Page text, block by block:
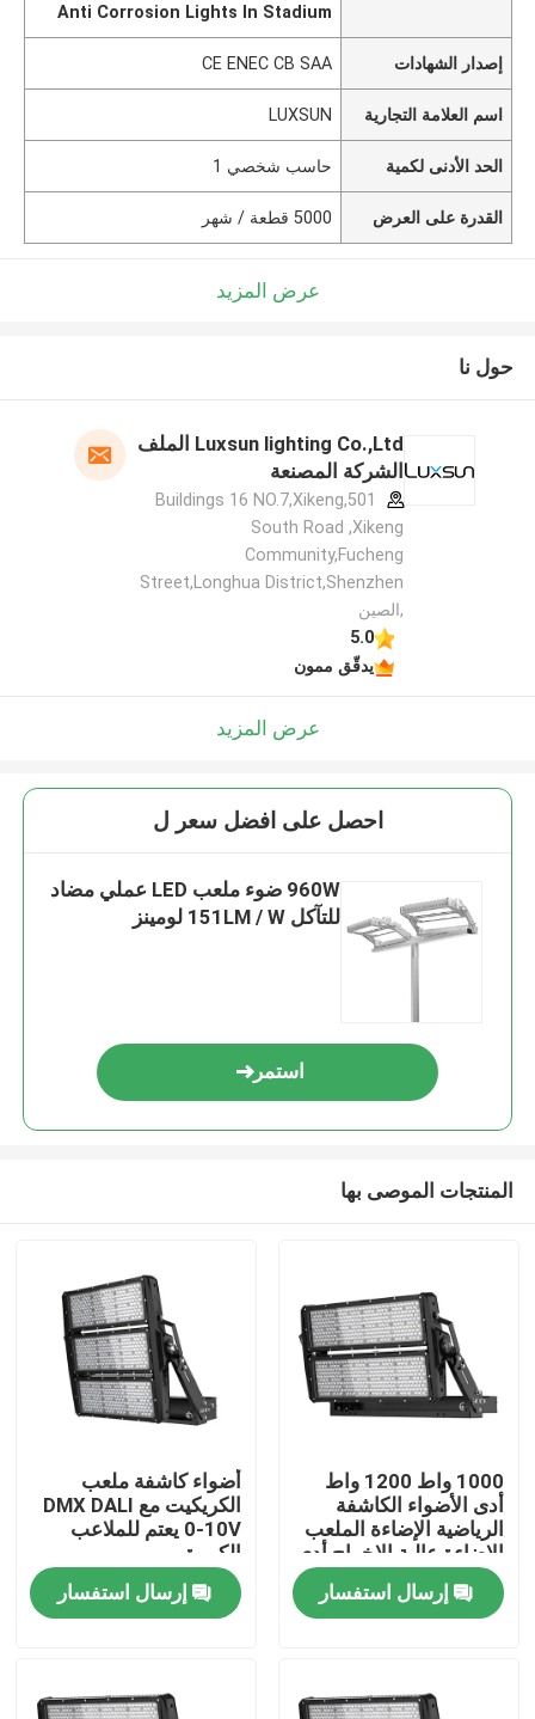
بيت
أشرطة فيديو
Anti Corrosion Lights In Stadium
إصدار الشهادات CE ENEC CB SAA
اسم العلامة التجارية LUXSUN
الحد الأدنى لكمية حاسب شخصي 1
القدرة على العرض 5000 قطعة / شهر
عرض المزيد
حول نا
Luxsun lighting Co.,Ltd الملف
الشركة المصنعة
501,Buildings 16 NO.7,Xikeng
South Road ,Xikeng
Community,Fucheng
Street,Longhua District,Shenzhen
,الصين
5.0
يدقّق ممون
عرض المزيد
احصل على افضل سعر ل
960W ضوء ملعب LED عملي مضاد
للتآكل 151LM / W لومينز
استمر
المنتجات الموصى بها
1000 واط 1200 واط
أدى الأضواء الكاشفة
الرياضية الإضاءة الملعب
الإضاءة عالية الإخراج أدى
الأضواء الكاشفة
إرسال استفسار
أضواء كاشفة ملعب
الكريكيت مع DMX DALI
0-10V يعتم للملاعب
الكبيرة
إرسال استفسار